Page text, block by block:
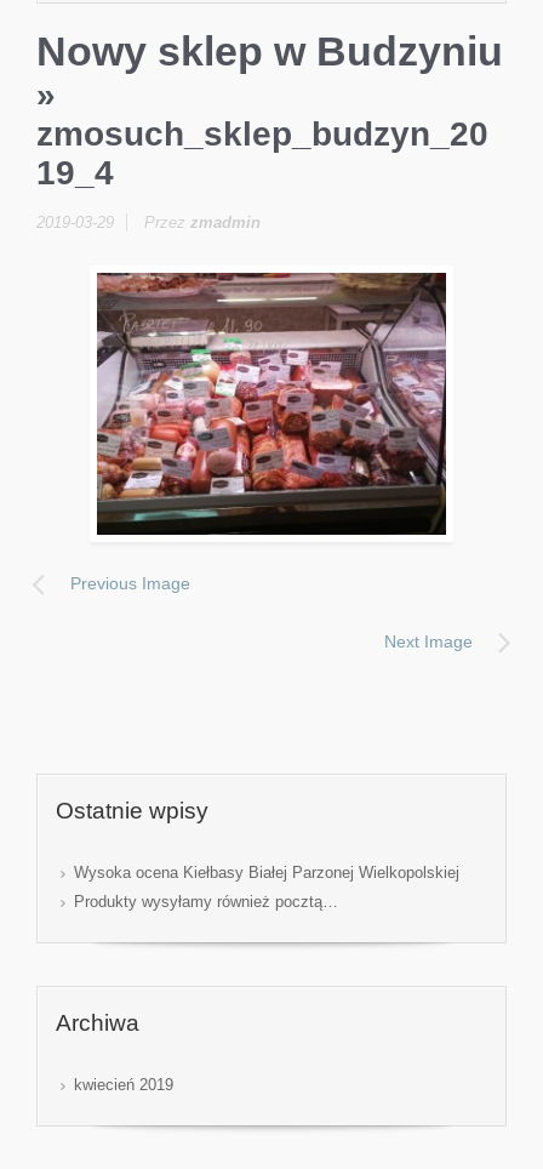
Nowy sklep w Budzyniu
»
zmosuch_sklep_budzyn_20
19_4
2019-03-29 Przez zmadmin
Previous Image
Next Image
Ostatnie wpisy
Wysoka ocena Kiełbasy Białej Parzonej Wielkopolskiej
Produkty wysyłamy również pocztą…
Archiwa
kwiecień 2019